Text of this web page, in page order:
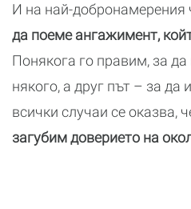
И на най-добронамерения
да поеме ангажимент,
Понякога го правим, за
някого, а друг път – за
всички случаи се оказва,
загубим доверието на